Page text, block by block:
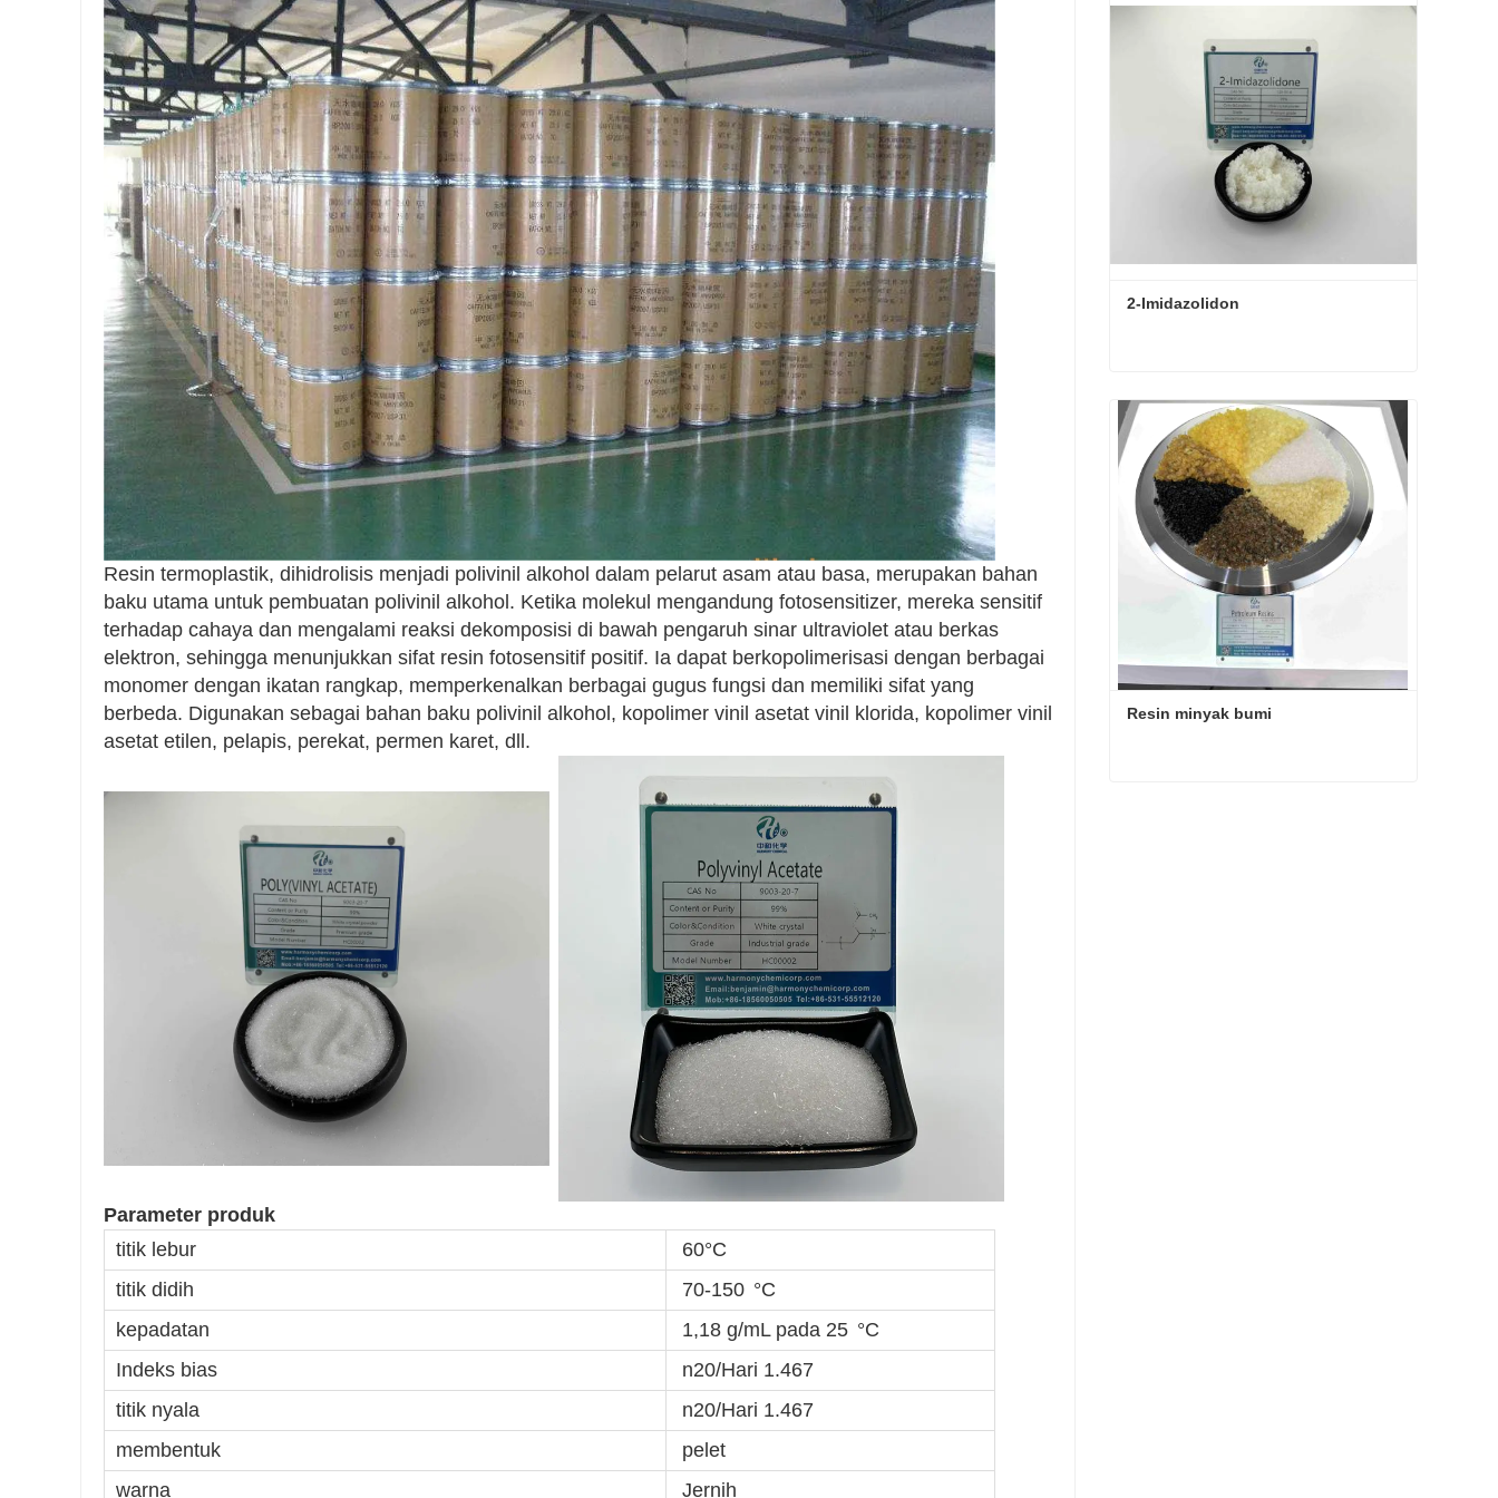
Resin termoplastik, dihidrolisis menjadi polivinil alkohol dalam pelarut asam atau basa, merupakan bahan
baku utama untuk pembuatan polivinil alkohol. Ketika molekul mengandung fotosensitizer, mereka sensitif
terhadap cahaya dan mengalami reaksi dekomposisi di bawah pengaruh sinar ultraviolet atau berkas
elektron, sehingga menunjukkan sifat resin fotosensitif positif. Ia dapat berkopolimerisasi dengan berbagai
monomer dengan ikatan rangkap, memperkenalkan berbagai gugus fungsi dan memiliki sifat yang
berbeda. Digunakan sebagai bahan baku polivinil alkohol, kopolimer vinil asetat vinil klorida, kopolimer vinil
asetat etilen, pelapis, perekat, permen karet, dll.
Parameter produk
titik lebur
60°C
titik didih
70-150 °C
kepadatan
1,18 g/mL pada 25 °C
Indeks bias
n20/Hari 1.467
titik nyala
n20/Hari 1.467
membentuk
pelet
warna
Jernih
2-Imidazolidon
2-Imidazolidon
Hubungi sekarang
Resin minyak bumi